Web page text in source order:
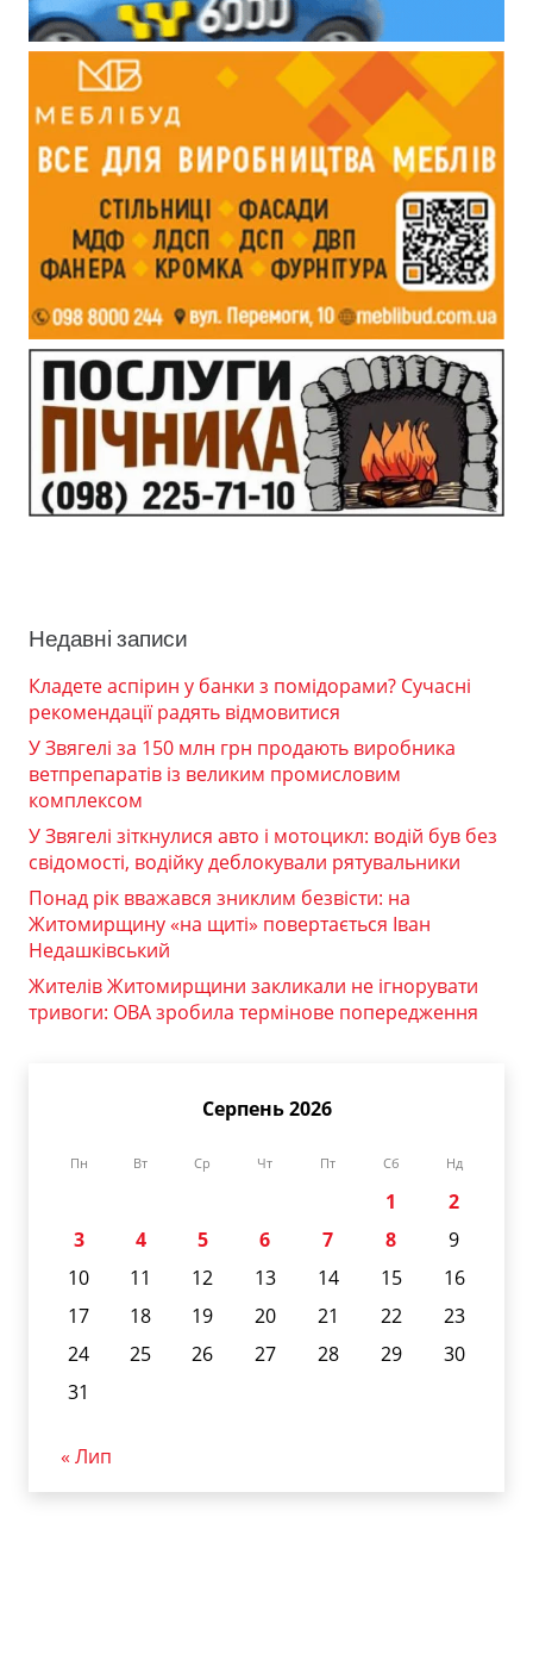
Недавні записи
Кладете аспірин у банки з помідорами? Сучасні
рекомендації радять відмовитися
У Звягелі за 150 млн грн продають виробника
ветпрепаратів із великим промисловим
комплексом
У Звягелі зіткнулися авто і мотоцикл: водій був без
свідомості, водійку деблокували рятувальники
Понад рік вважався зниклим безвісти: на
Житомирщину «на щиті» повертається Іван
Недашківський
Жителів Житомирщини закликали не ігнорувати
тривоги: ОВА зробила термінове попередження
Серпень 2026
Пн Вт Ср Чт Пт Сб Нд
1
2
3
4 5 6 7 8
9
10
11 12 13 14 15
16
17
18 19 20 21 22
23
24
25 26 27 28 29
30
31
« Лип